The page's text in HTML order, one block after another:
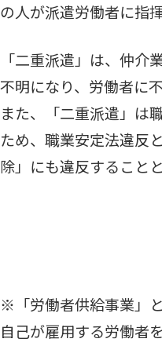
の人が派遣労働者に指
「二重派遣」は、仲
不明になり、労働者に
また、「二重派遣」は
ため、職業安定法違反
除」にも違反することと
※「労働者供給事業」
自己が雇用する労働者